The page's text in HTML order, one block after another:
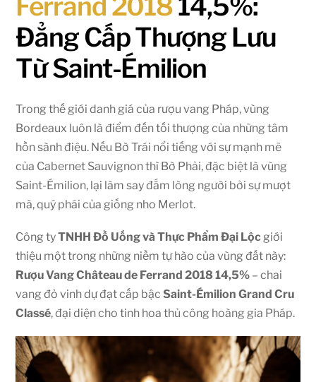
Đẳng Cấp Thượng Lưu
Từ Saint-Émilion
Trong thế giới danh giá của rượu vang Pháp, vùng
Bordeaux luôn là điểm đến tối thượng của những tâm
hồn sành điệu. Nếu Bờ Trái nổi tiếng với sự mạnh mẽ
của Cabernet Sauvignon thì Bờ Phải, đặc biệt là vùng
Saint-Émilion, lại làm say đắm lòng người bởi sự mượt
mà, quý phái của giống nho Merlot.
Công tyTNHH Đồ Uống và Thực Phẩm Đại Lộcgiới
thiệu một trong những niềm tự hào của vùng đất này:
Rượu Vang Château de Ferrand 2018 14,5% – chai
vang đỏ vinh dự đạt cấp bậcSaint-Émilion Grand Cru
Classé, đại diện cho tinh hoa thủ công hoàng gia Pháp.